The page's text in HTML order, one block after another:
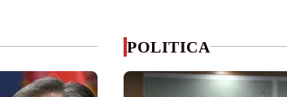
POLITICA